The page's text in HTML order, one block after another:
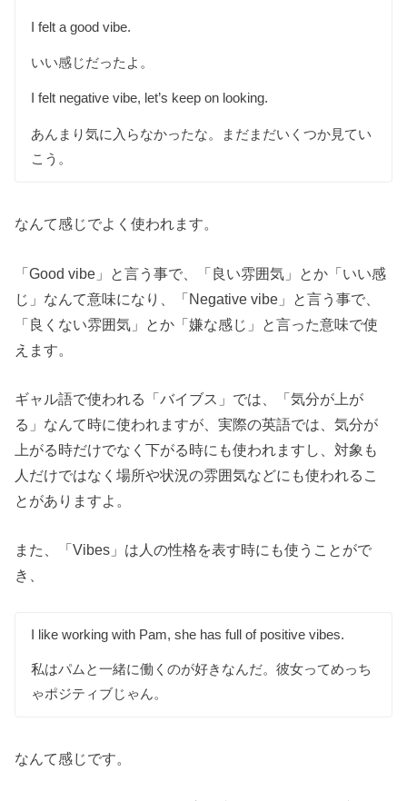
I felt a good vibe.
いい感じだったよ。
I felt negative vibe, let’s keep on looking.
あんまり気に入らなかったな。まだまだいくつか見てい
こう。
なんて感じでよく使われます。
「Good vibe」と言う事で、「良い雰囲気」とか「いい感
じ」なんて意味になり、「Negative vibe」と言う事で、
「良くない雰囲気」とか「嫌な感じ」と言った意味で使
えます。
ギャル語で使われる「バイブス」では、「気分が上が
る」なんて時に使われますが、実際の英語では、気分が
上がる時だけでなく下がる時にも使われますし、対象も
人だけではなく場所や状況の雰囲気などにも使われるこ
とがありますよ。
また、「Vibes」は人の性格を表す時にも使うことがで
き、
I like working with Pam, she has full of positive vibes.
私はパムと一緒に働くのが好きなんだ。彼女ってめっち
ゃポジティブじゃん。
なんて感じです。